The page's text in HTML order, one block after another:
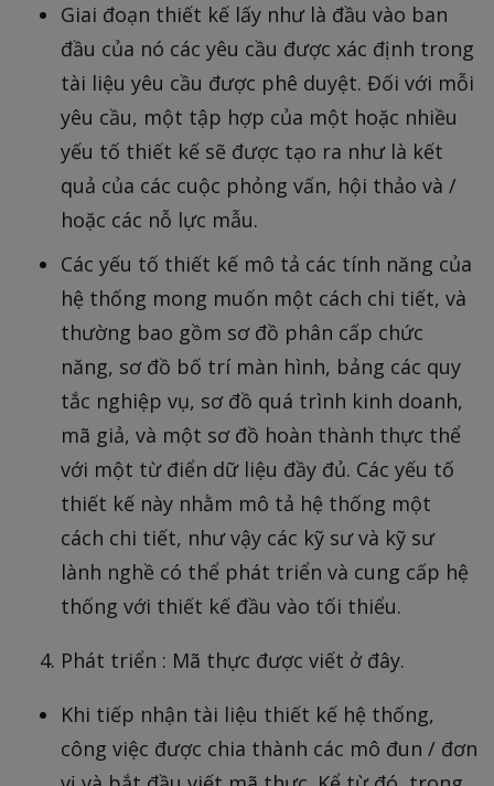
Giai đoạn thiết kế lấy như là đầu vào ban
đầu của nó các yêu cầu được xác định trong
tài liệu yêu cầu được phê duyệt. Đối với mỗi
yêu cầu, một tập hợp của một hoặc nhiều
yếu tố thiết kế sẽ được tạo ra như là kết
quả của các cuộc phỏng vấn, hội thảo và /
hoặc các nỗ lực mẫu.
Các yếu tố thiết kế mô tả các tính năng của
hệ thống mong muốn một cách chi tiết, và
thường bao gồm sơ đồ phân cấp chức
năng, sơ đồ bố trí màn hình, bảng các quy
tắc nghiệp vụ, sơ đồ quá trình kinh doanh,
mã giả, và một sơ đồ hoàn thành thực thể
với một từ điển dữ liệu đầy đủ. Các yếu tố
thiết kế này nhằm mô tả hệ thống một
cách chi tiết, như vậy các kỹ sư và kỹ sư
lành nghề có thể phát triển và cung cấp hệ
thống với thiết kế đầu vào tối thiểu.
Phát triển : Mã thực được viết ở đây.
Khi tiếp nhận tài liệu thiết kế hệ thống,
công việc được chia thành các mô đun / đơn